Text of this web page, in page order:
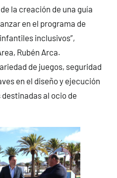
la creación de una guía
en el programa de
inclusivos”,
Rubén Arca.
de juegos, seguridad
en el diseño y ejecución
al ocio de